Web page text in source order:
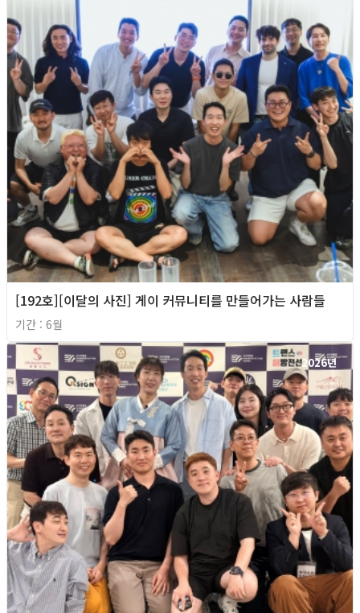
[192호][이달의 사진] 게이 커뮤니티를 만들어가는 사람들
기간 : 6월
2026년